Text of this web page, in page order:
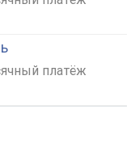
платёж